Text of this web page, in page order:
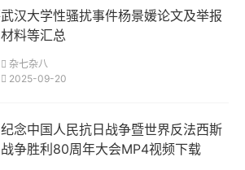
武汉大学性骚扰事件杨景媛论文及举报
材料等汇总
杂七杂八
2025-09-20
纪念中国人民抗日战争暨世界反法西斯
战争胜利80周年大会MP4视频下载